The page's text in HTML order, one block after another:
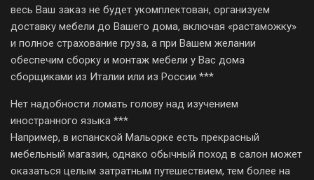
весь Ваш заказ не будет укомплектован, организуем
доставку мебели до Вашего дома, включая «растаможку»
и полное страхование груза, а при Вашем желании
обеспечим сборку и монтаж мебели у Вас дома
сборщиками из Италии или из России ***
Нет надобности ломать голову над изучением
иностранного языка ***
Например, в испанской Мальорке есть прекрасный
мебельный магазин, однако обычный поход в салон может
оказаться целым затратным путешествием, тем более на